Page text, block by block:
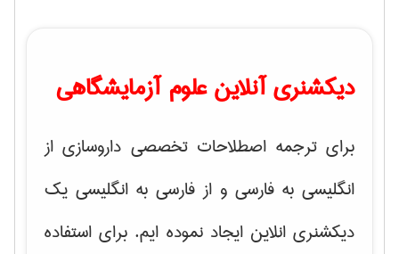
دیکشنری آنلاین علوم آزمایشگاهی
برای ترجمه اصطلاحات تخصصی داروسازی از
انگلیسی به فارسی و از فارسی به انگلیسی یک
دیکشنری انلاین ایجاد نموده ایم. برای استفاده